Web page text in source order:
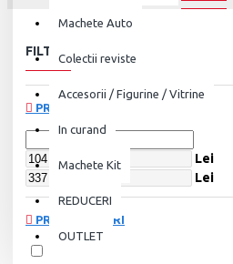
Machete Auto
Colectii reviste
Accesorii / Figurine / Vitrine
In curand
Machete Kit
REDUCERI
OUTLET
FILTRU Șterge
PREȚ
Lei
Lei
PRODUCĂTORI